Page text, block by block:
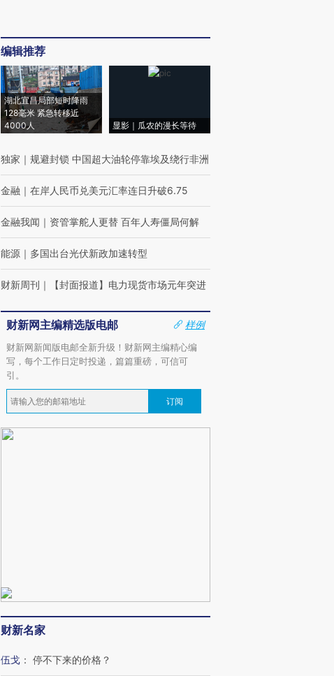
编辑推荐
湖北宜昌局部短时降雨
128毫米 紧急转移近
4000人
显影｜瓜农的漫长等待
独家 ｜ 规避封锁 中国超大油轮停靠埃及绕行非洲
金融 ｜ 在岸人民币兑美元汇率连日升破6.75
金融我闻 ｜ 资管掌舵人更替 百年人寿僵局何解
能源 ｜ 多国出台光伏新政加速转型
财新周刊 ｜ 【封面报道】电力现货市场元年突进
财新网主编精选版电邮
样例
财新网新闻版电邮全新升级！财新网主编精心编
写，每个工作日定时投递，篇篇重磅，可信可
引。
订阅
财新名家
伍戈 ： 停不下来的价格？